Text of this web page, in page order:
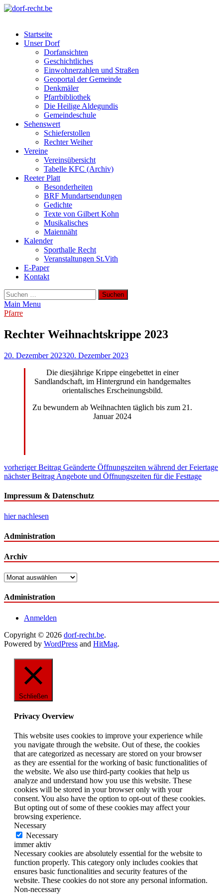
Skip
Startseite
Unser Dorf
Dorfansichten
Geschichtliches
Einwohnerzahlen und Straßen
Geoportal der Gemeinde
Denkmäler
Pfarrbibliothek
Die Heilige Aldegundis
Gemeindeschule
Sehenswert
Schieferstollen
Rechter Weiher
Vereine
Vereinsübersicht
Tabelle KFC (Archiv)
Reeter Platt
Besonderheiten
BRF Mundartsendungen
Gedichte
Texte von Gilbert Kohn
Musikalisches
Maiennäht
Kalender
Sporthalle Recht
Veranstaltungen St.Vith
E-Paper
Kontakt
Suchen
nach:
Main Menu
Pfarre
Rechter Weihnachtskrippe 2023
20. Dezember 202320. Dezember 2023
Die diesjährige Krippe eingebettet in einer
Sandlandschaft, im Hintergrund ein handgemaltes
orientalisches Erscheinungsbild.
Zu bewundern ab Weihnachten täglich bis zum 21.
Januar 2024
Beitragsnavigation
vorheriger Beitrag Geänderte Öffnungszeiten während der Feiertage
nächster Beitrag Angebote und Öffnungszeiten für die Festtage
Impressum & Datenschutz
hier nachlesen
Administration
Archiv
Archiv
Administration
Anmelden
Copyright © 2026 dorf-recht.be.
Powered by WordPress and HitMag.
Schließen
Privacy Overview
This website uses cookies to improve your experience while
you navigate through the website. Out of these, the cookies
that are categorized as necessary are stored on your browser
as they are essential for the working of basic functionalities of
the website. We also use third-party cookies that help us
analyze and understand how you use this website. These
cookies will be stored in your browser only with your
consent. You also have the option to opt-out of these cookies.
But opting out of some of these cookies may affect your
browsing experience.
Necessary
Necessary
immer aktiv
Necessary cookies are absolutely essential for the website to
function properly. This category only includes cookies that
ensures basic functionalities and security features of the
website. These cookies do not store any personal information.
Non-necessary